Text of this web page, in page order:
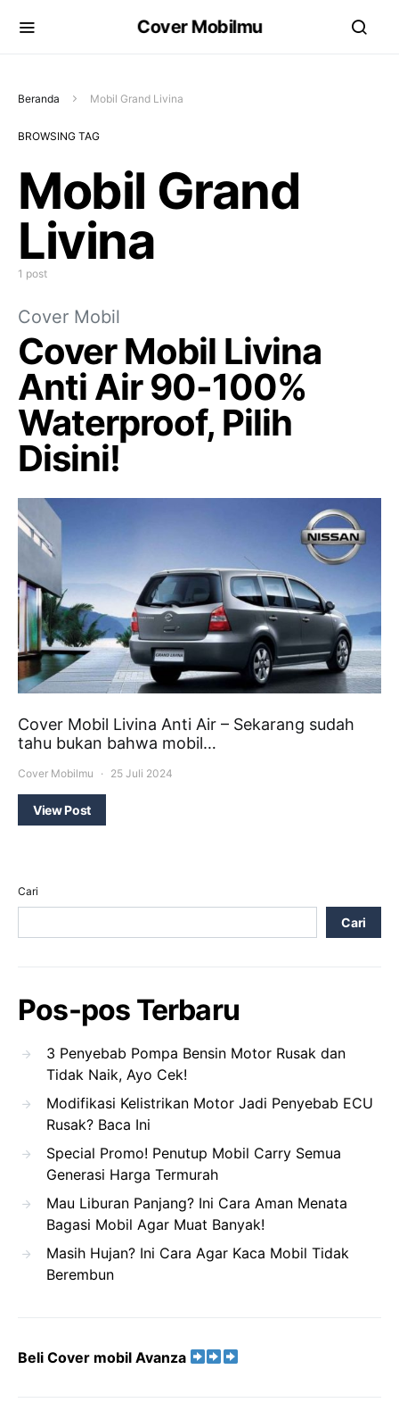
Cover Mobilmu
Beranda Mobil Grand Livina
BROWSING TAG
Mobil Grand
Livina
1 post
Cover Mobil
Cover Mobil Livina
Anti Air 90-100%
Waterproof, Pilih
Disini!
Cover Mobil Livina Anti Air – Sekarang sudah
tahu bukan bahwa mobil…
Cover Mobilmu 25 Juli 2024
View Post
Cari
Cari
Pos-pos Terbaru
3 Penyebab Pompa Bensin Motor Rusak dan
Tidak Naik, Ayo Cek!
Modifikasi Kelistrikan Motor Jadi Penyebab ECU
Rusak? Baca Ini
Special Promo! Penutup Mobil Carry Semua
Generasi Harga Termurah
Mau Liburan Panjang? Ini Cara Aman Menata
Bagasi Mobil Agar Muat Banyak!
Masih Hujan? Ini Cara Agar Kaca Mobil Tidak
Berembun
Beli Cover mobil Avanza